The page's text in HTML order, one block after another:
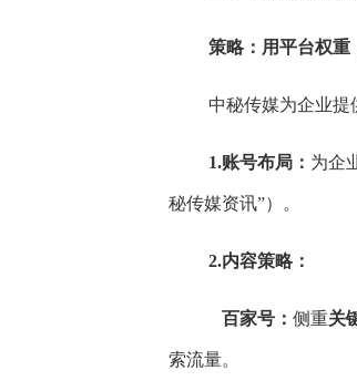
策略：用平台权重
中秘传媒为企业提
1.账号布局： 为企
秘传媒资讯”）。
2.内容策略：
百家号： 侧重关
索流量。